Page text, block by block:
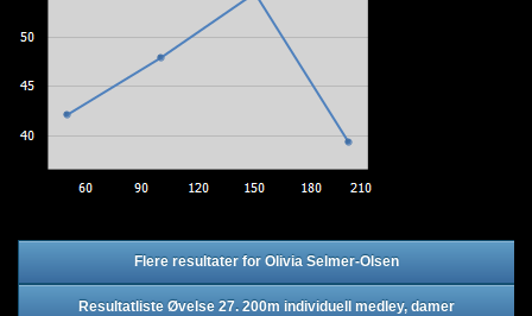
Flere resultater for Olivia Selmer-Olsen
Resultatliste Øvelse 27. 200m individuell medley, damer